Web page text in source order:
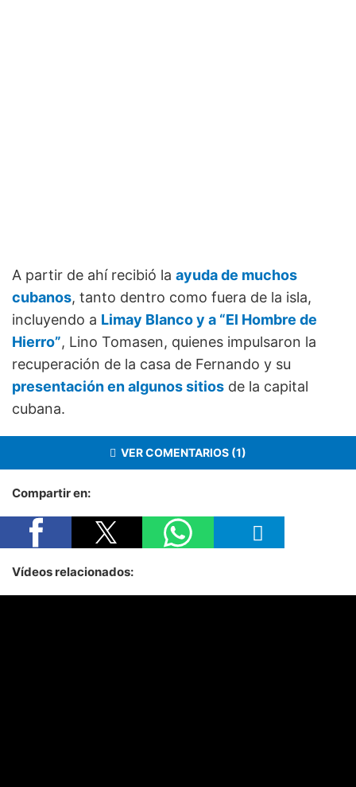
A partir de ahí recibió la ayuda de muchos
cubanos, tanto dentro como fuera de la isla,
incluyendo a Limay Blanco y a “El Hombre de
Hierro”, Lino Tomasen, quienes impulsaron la
recuperación de la casa de Fernando y su
presentación en algunos sitios de la capital
cubana.
VER COMENTARIOS (1)
Compartir en:
Vídeos relacionados: